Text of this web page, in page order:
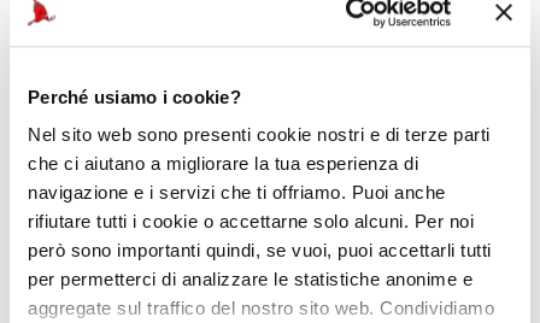
Perché usiamo i cookie?
Nel sito web sono presenti cookie nostri e di terze parti
che ci aiutano a migliorare la tua esperienza di
navigazione e i servizi che ti offriamo. Puoi anche
rifiutare tutti i cookie o accettarne solo alcuni. Per noi
però sono importanti quindi, se vuoi, puoi accettarli tutti
per permetterci di analizzare le statistiche anonime e
aggregate sul traffico del nostro sito web. Condividiamo